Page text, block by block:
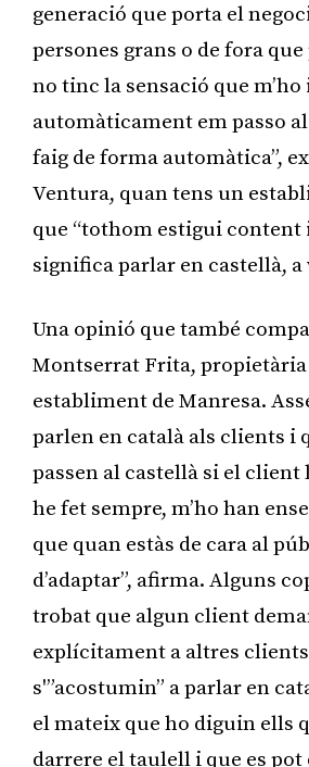
generació que porta el
persones grans o de fora
no tinc la sensació que
automàticament em passo
faig de forma automàtica”,
Ventura, quan tens un
que “tothom estigui content
significa parlar en castellà, a
Una opinió que també
Montserrat Frita, propietària
establiment de Manresa.
parlen en català als clients i
passen al castellà si el client
he fet sempre, m’ho han
que quan estàs de cara al
d’adaptar”, afirma. Alguns
trobat que algun client
explícitament a altres
s'”acostumin” a parlar en
el mateix que ho diguin ells
darrere el taulell i que es pot